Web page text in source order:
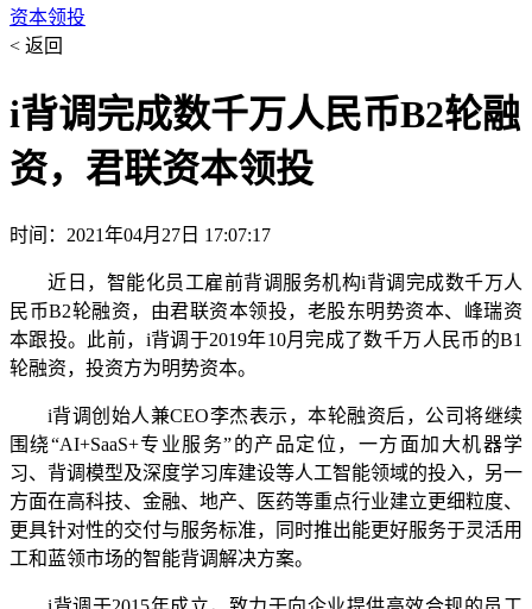
资本领投
< 返回
i背调完成数千万人民币B2轮融
资，君联资本领投
时间：2021年04月27日 17:07:17
近日，智能化员工雇前背调服务机构i背调完成数千万人
民币B2轮融资，由君联资本领投，老股东明势资本、峰瑞资
本跟投。此前，i背调于2019年10月完成了数千万人民币的B1
轮融资，投资方为明势资本。
i背调创始人兼CEO李杰表示，本轮融资后，公司将继续
围绕“AI+SaaS+专业服务”的产品定位，一方面加大机器学
习、背调模型及深度学习库建设等人工智能领域的投入，另一
方面在高科技、金融、地产、医药等重点行业建立更细粒度、
更具针对性的交付与服务标准，同时推出能更好服务于灵活用
工和蓝领市场的智能背调解决方案。